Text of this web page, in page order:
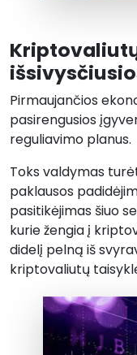
Pirmaujančios
pasirengusios
reguliavimo planus.
Toks valdymas
paklausos
pasitikėjimas šiuo
kurie žengia į
didelį pelną iš
kriptovaliutų